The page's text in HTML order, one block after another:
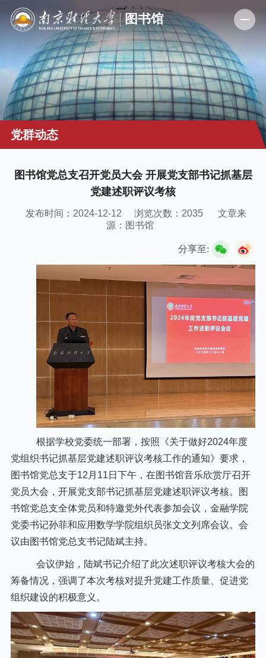
党群动态
图书馆党总支召开党员大会 开展党支部书记抓基层
党建述职评议考核
发布时间：2024-12-12 浏览次数： 2035
文章来
源：图书馆
分享至:
根据学校党委统一部署， 按照《关于做好2024年度
党组织书记抓基层党建述职评议考核工作的通知》要求，
图书馆党总支于12月11日下午，在图书馆音乐欣赏厅召开
党员大会，开展党支部书记抓基层党建述职评议考核。图
书馆党总支全体党员和特邀党外代表参加会议，金融学院
党委书记孙菲和应用数学学院组织员张文文列席会议。会
议由图书馆党总支书记陆斌主持。
会议伊始，陆斌书记介绍了此次述职评议考核大会的
筹备情况，强调了本次考核对提升党建工作质量、促进党
组织建设的积极意义。